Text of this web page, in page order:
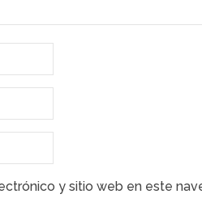
y sitio web en este